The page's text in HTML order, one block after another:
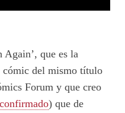
Again’, que es la
cómic del mismo título
Forum y que creo
confirmado) que de